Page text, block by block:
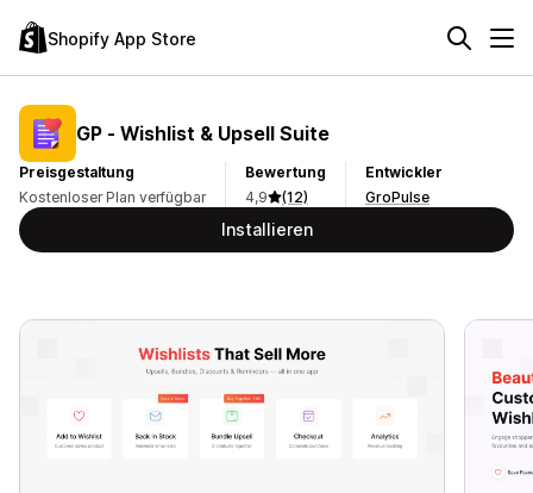
Shopify App Store
GP ‑ Wishlist & Upsell Suite
Preisgestaltung
Kostenloser Plan verfügbar
Bewertung
4,9
(12)
Entwickler
GroPulse
Installieren